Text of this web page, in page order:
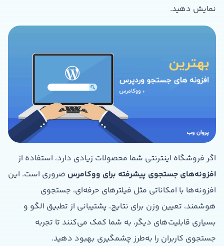
نمایش دهید.
اگر فروشگاه اینترنتی شما محصولات زیادی دارد، استفاده از
افزونه‌های جستجوی پیشرفته برای ووکامرس ضروری است. این
افزونه‌ها با امکاناتی مثل فیلترهای حرفه‌ای، جستجوی
هوشمند، تعیین وزن برای نتایج، پشتیبانی از تطبیق الگو و
بسیاری قابلیت‌های دیگر، به شما کمک می‌کنند تا تجربه
جستجوی کاربران را به‌طرز چشمگیری بهبود دهید.